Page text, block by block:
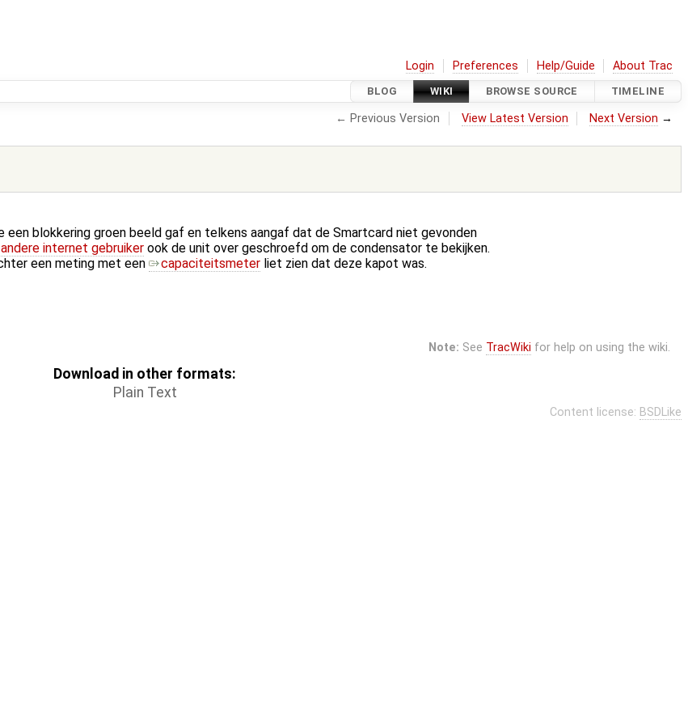
Login Preferences Help/Guide About Trac
BLOG WIKI BROWSE SOURCE TIMELINE
← Previous Version View Latest Version Next Version →
een blokkering groen beeld gaf en telkens aangaf dat de Smartcard niet gevonden
andere internet gebruiker ook de unit over geschroefd om de condensator te bekijken.
een meting met een
capaciteitsmeter liet zien dat deze kapot was.
Note: See TracWiki for help on using the wiki.
Download in other formats:
Plain Text
Content license: BSDLike